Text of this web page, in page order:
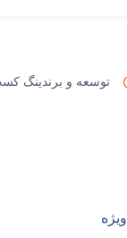
توسعه و برندینگ
ویژه